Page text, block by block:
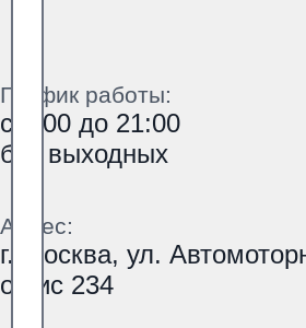
График работы:
с 9:00 до 21:00
без выходных
Адрес:
г. Москва, ул.
офис 234